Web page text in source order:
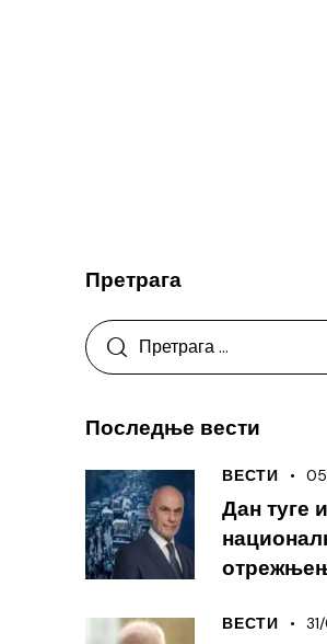
Претрага
Последње вести
ВЕСТИ
Дан туге и
ВЕСТИ